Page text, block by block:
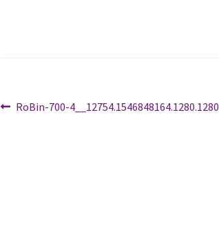
Artikkelien
Edellinen
RoBin-700-4__12754.1546848164.1280.1280